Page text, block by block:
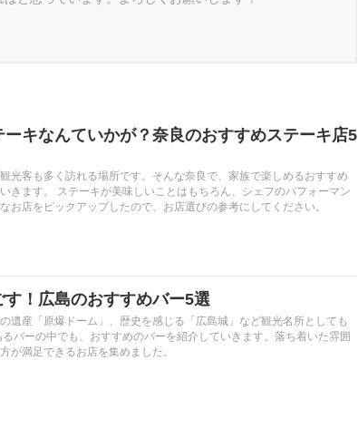
キなんていかが？奈良のおすすめステーキ店5
光客も多く訪れる場所です。そんな奈良で、家族で楽しめるおすすめ
きます。 ステーキが美味しいことはもちろん、シェフのパフォーマン
お店をピックアップしたので、お店選びの参考にしてください。
！広島のおすすめバー5選
遺産「原爆ドーム」、歴史を感じる「広島城」など観光名所としても
バーの中でも、おすすめのバーを紹介していきます。落ち着いた雰囲
が満足できるお店を集めました。